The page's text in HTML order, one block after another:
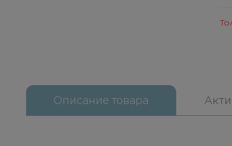
Описание товара